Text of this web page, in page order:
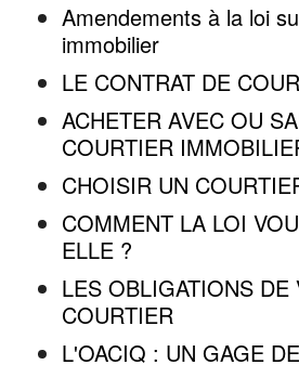
Amendements à la loi
immobilier
LE CONTRAT DE
ACHETER AVEC OU
COURTIER
CHOISIR UN
COMMENT LA LOI
ELLE ?
LES OBLIGATIONS DE
COURTIER
L'OACIQ : UN GAGE